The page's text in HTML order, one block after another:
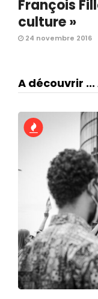
François
culture »
24 novembre 2016
A découvrir